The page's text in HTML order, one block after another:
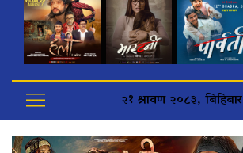
२१ श्रावण २०८३, बिहिबार